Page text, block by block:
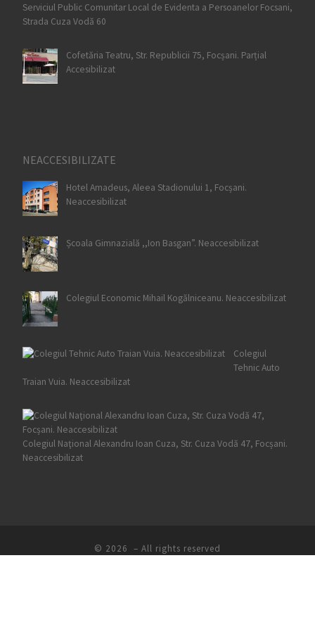
Serviciul Public Comunitar Local de Evidenta a Persoanelor Focsani,
Strada Cuza Vodă 60
Cofetăria Teatru, Str. Republicii 75, Focșani. Parțial
Accesibilizat
NEACCESIBILIZATE
Hotel Amadeus, Aleea Stadionului 1, Focșani.
Neaccesibilizat
Școala Gimnazială ,,Ion Basgan”. Neaccesibilizat
Colegiul Economic Mihail Kogălniceanu. Neaccesibilizat
Colegiul
Tehnic Auto
Traian Vuia. Neaccesibilizat
Colegiul Naţional Alexandru Ioan Cuza, Str. Cuza Vodă 47, Focșani.
Neaccesibilizat
© 2026 – All rights reserved